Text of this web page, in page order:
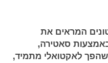
המראים את
סאטירה,
לאקטואלי מתמיד,